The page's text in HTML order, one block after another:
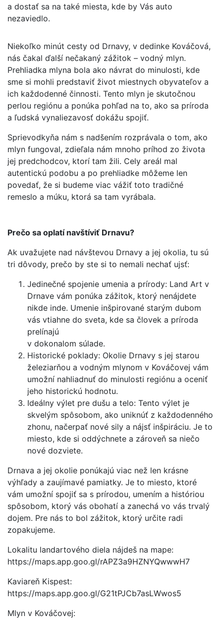
a dostať sa na také miesta, kde by Vás auto
nezaviedlo.
Niekoľko minút cesty od Drnavy, v dedinke Kováčová,
nás čakal ďalší nečakaný zážitok – vodný mlyn.
Prehliadka mlyna bola ako návrat do minulosti, kde
sme si mohli predstaviť život miestnych obyvateľov a
ich každodenné činnosti. Tento mlyn je skutočnou
perlou regiónu a ponúka pohľad na to, ako sa príroda
a ľudská vynaliezavosť dokážu spojiť.
Sprievodkyňa nám s nadšením rozprávala o tom, ako
mlyn fungoval, zdieľala nám mnoho príhod zo života
jej predchodcov, ktorí tam žili. Cely areál mal
autentickú podobu a po prehliadke môžeme len
povedať, že si budeme viac vážiť toto tradičné
remeslo a múku, ktorá sa tam vyrábala.
Prečo sa oplatí navštíviť Drnavu?
Ak uvažujete nad návštevou Drnavy a jej okolia, tu sú
tri dôvody, prečo by ste si to nemali nechať ujsť:
Jedinečné spojenie umenia a prírody: Land Art v
Drnave vám ponúka zážitok, ktorý nenájdete
nikde inde. Umenie inšpirované starým dubom
vás vtiahne do sveta, kde sa človek a príroda
prelínajú
v dokonalom súlade.
Historické poklady: Okolie Drnavy s jej starou
železiarňou a vodným mlynom v Kováčovej vám
umožní nahliadnuť do minulosti regiónu a oceniť
jeho historickú hodnotu.
Ideálny výlet pre dušu a telo: Tento výlet je
skvelým spôsobom, ako uniknúť z každodenného
zhonu, načerpať nové sily a nájsť inšpiráciu. Je to
miesto, kde si oddýchnete a zároveň sa niečo
nové dozviete.
Drnava a jej okolie ponúkajú viac než len krásne
výhľady a zaujímavé pamiatky. Je to miesto, ktoré
vám umožní spojiť sa s prírodou, umením a históriou
spôsobom, ktorý vás obohatí a zanechá vo vás trvalý
dojem. Pre nás to bol zážitok, ktorý určite radi
zopakujeme.
Lokalitu landartového diela nájdeš na mape:
https://maps.app.goo.gl/rAPZ3a9HZNYQwwwH7
Kaviareň Kispest:
https://maps.app.goo.gl/G21tPJCb7asLWwos5
Mlyn v Kováčovej: